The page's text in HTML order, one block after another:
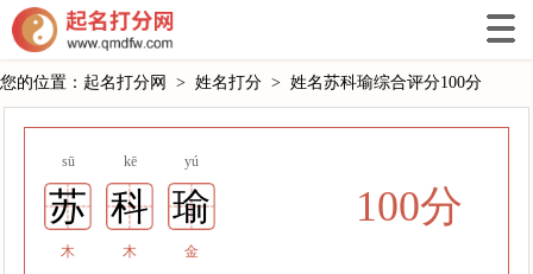
您的位置： 起名打分网 > 姓名打分 > 姓名苏科瑜综合评分100分
sū kē yú
苏 科 瑜
木 木 金
100分